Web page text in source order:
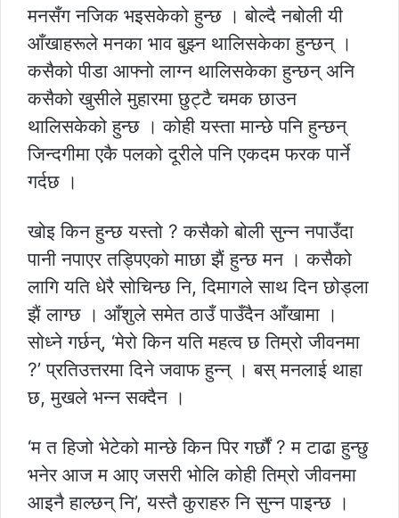
मनसँग नजिक भइसकेको हुन्छ । बोल्दै नबोली यी
आँखाहरूले मनका भाव बुझ्न थालिसकेका हुन्छन् ।
कसैको पीडा आफ्नो लाग्न थालिसकेका हुन्छन् अनि
कसैको खुसीले मुहारमा छुट्टै चमक छाउन
थालिसकेको हुन्छ । कोही यस्ता मान्छे पनि हुन्छन्
जिन्दगीमा एकै पलको दूरीले पनि एकदम फरक पार्ने
गर्दछ ।
खोइ किन हुन्छ यस्तो ? कसैको बोली सुन्न नपाउँदा
पानी नपाएर तड्पिएको माछा झैं हुन्छ मन । कसैको
लागि यति धेरै सोचिन्छ नि, दिमागले साथ दिन छोड्ला
झैं लाग्छ । आँशुले समेत ठाउँ पाउँदैन आँखामा ।
सोध्ने गर्छन्, ‘मेरो किन यति महत्व छ तिम्रो जीवनमा
?’ प्रतिउत्तरमा दिने जवाफ हुन्न् । बस् मनलाई थाहा
छ, मुखले भन्न सक्दैन ।
‘म त हिजो भेटेको मान्छे किन पिर गर्छौं ? म टाढा हुन्छु
भनेर आज म आए जसरी भोलि कोही तिम्रो जीवनमा
आइनै हाल्छन् नि’, यस्तै कुराहरु नि सुन्न पाइन्छ ।